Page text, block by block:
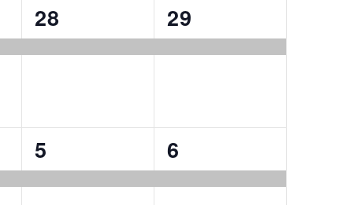
1
event,
28
1
event,
29
1
event,
5
1
event,
6